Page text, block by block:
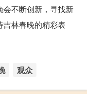
会不断创新，寻找新
林春晚的精彩表
观众